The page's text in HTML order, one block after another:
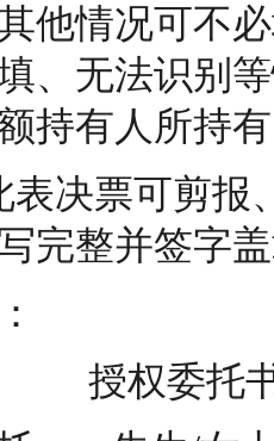
他情况可不
、无法识别
持有人所持
完整并签字
授权委